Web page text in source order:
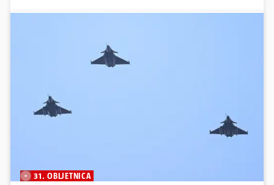
31. OBLJETNICA